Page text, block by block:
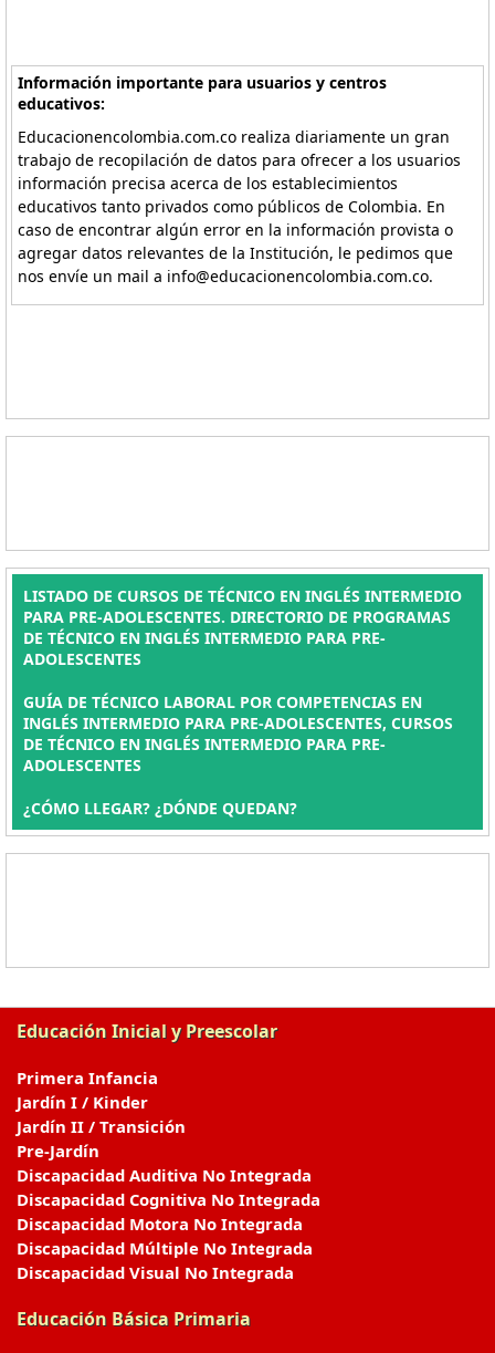
Información importante para usuarios y centros
educativos:
Educacionencolombia.com.co realiza diariamente un gran
trabajo de recopilación de datos para ofrecer a los usuarios
información precisa acerca de los establecimientos
educativos tanto privados como públicos de Colombia. En
caso de encontrar algún error en la información provista o
agregar datos relevantes de la Institución, le pedimos que
nos envíe un mail a info@educacionencolombia.com.co.
LISTADO DE CURSOS DE TÉCNICO EN INGLÉS INTERMEDIO
PARA PRE-ADOLESCENTES. DIRECTORIO DE PROGRAMAS
DE TÉCNICO EN INGLÉS INTERMEDIO PARA PRE-
ADOLESCENTES
GUÍA DE TÉCNICO LABORAL POR COMPETENCIAS EN
INGLÉS INTERMEDIO PARA PRE-ADOLESCENTES, CURSOS
DE TÉCNICO EN INGLÉS INTERMEDIO PARA PRE-
ADOLESCENTES
¿CÓMO LLEGAR? ¿DÓNDE QUEDAN?
Educación Inicial y Preescolar
Primera Infancia
Jardín I / Kinder
Jardín II / Transición
Pre-Jardín
Discapacidad Auditiva No Integrada
Discapacidad Cognitiva No Integrada
Discapacidad Motora No Integrada
Discapacidad Múltiple No Integrada
Discapacidad Visual No Integrada
Educación Básica Primaria